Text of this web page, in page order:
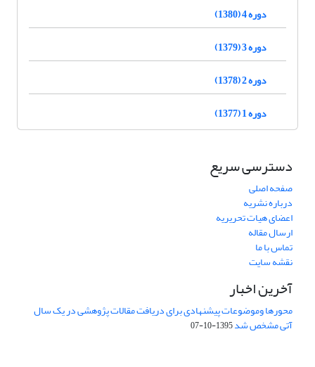
دوره 4 (1380)
دوره 3 (1379)
دوره 2 (1378)
دوره 1 (1377)
دسترسی سریع
صفحه اصلی
درباره نشریه
اعضای هیات تحریریه
ارسال مقاله
تماس با ما
نقشه سایت
آخرین اخبار
محورها وموضوعات پیشنهادی برای دریافت مقالات پژوهشی در یک سال
آتی مشخص شد1395-10-07